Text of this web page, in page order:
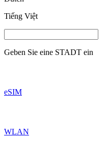
Tiếng Việt
Geben Sie eine STADT ein
eSIM
WLAN